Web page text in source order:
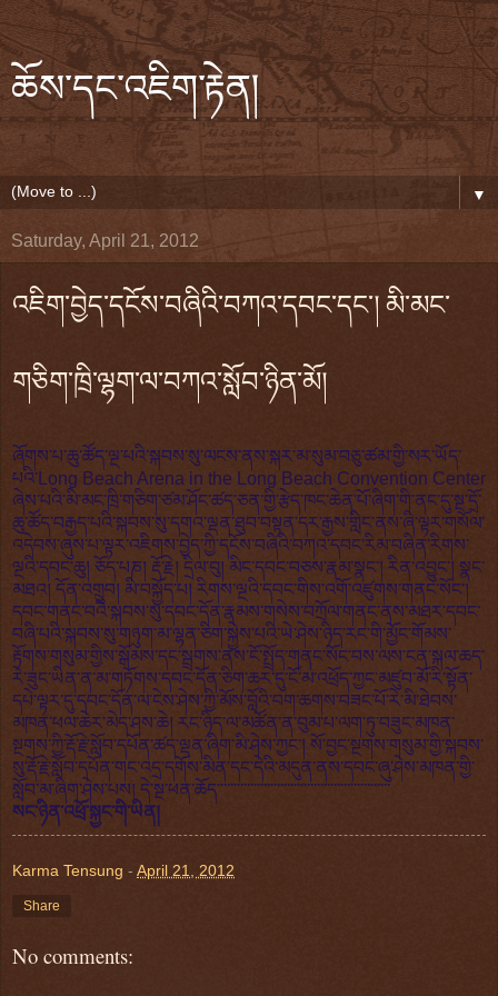
ཆོས་དང་འཇིག་རྟེན།
▼
Saturday, April 21, 2012
འཇིག་བྱེད་དངོས་བཞིའི་བཀའ་དབང་དང་། མི་མང་
གཅིག་ཁྲི་ལྷག་ལ་བཀའ་སློབ་ཉིན་མོ།
ཞོགས་པ་ཆུ་ཚོད་ལྔ་པའི་སྐབས་སུ་ལངས་ནས་སྐར་མ་སུམ་བཅུ་ཚམ་གྱི་སར་ཡོད་
པའི་Long Beach Arena in the Long Beach Convention Center
ཞེས་པའི་མི་མང་ཁྲི་གཅིག་ཙམ་ཤོང་ཚད་ཅན་གྱི་རྩེད་ཁང་ཆེན་པོ་ཞིག་གི་ནང་དུ་སྔ་དྲོ་
ཆུ་ཚོད་བརྒྱད་པའི་སྐབས་སུ་དགའ་ལྡན་ཐུབ་བསྟན་དར་རྒྱས་གླིང་ནས་ཞི་ལྟར་གསོལ་
འདེབས་ཞུས་པ་ལྟར་འཇིགས་བྱེད་ཀྱི་དངོས་བཞིའི་བཀའ་དབང་རིམ་བཞིན་རིགས་
ལྔའི་དབང་ཆུ། ཅོད་པཎ། རྡོ་རྗེ། དྲིལ་བུ། མིང་དབང་བཅས་རྣམ་སྣང་། རིན་འབྱུང་། སྣང་
མཐའ། དོན་འགྲུབ། མི་བསྐྱོད་པ། རིགས་ལྔའི་དབང་གིས་འགོ་འཛུགས་གནང་སོང་།
དབང་གནང་བའི་སྐབས་སུ་དབང་དོན་རྣམས་གསེས་བཀྲོལ་གནང་ནས་མཐར་དབང་
བཞི་པའི་སྐབས་སུ་གཉུག་མ་ལྷན་ཅིག་སྐྱེས་པའི་ཡེ་ཤེས་ཉིད་རང་གི་མྱོང་གོམས་
རྟོགས་གསུམ་གྱིས་སྒོམས་དང་སྦྲགས་ནས་ངོ་སྤྲོད་གནང་སོང་བས་ལས་ངན་སྐལ་ཆད་
རེ་ཟུང་ཡིན་ན་མ་གཏོགས་དབང་དོན་ཅིག་ཆར་དུ་ངོ་མ་འཕྲོད་ཀྱང་མཛུབ་མོ་རི་སྟོན་
དཔེ་ལྟར་དུ་དབང་དོན་ལ་ངེས་ཤེས་ཀྱི་མོས་བློའི་བག་ཆགས་བཟང་པོ་རེ་མི་ཐེབས་
མཁན་ཕལ་ཆེར་མེད་ཤས་ཆེ། རང་ཉིད་ལ་མཚོན་ན་བུམ་པ་ལག་ཏུ་བཟུང་མཁན་
སྔགས་ཀྱི་རྡོ་རྗེ་སློབ་དཔོན་ཚད་ལྡན་ཞིག་མི་ཤེས་ཀྱང་། སོ་བྱང་སྔགས་གསུམ་གྱི་སྐབས་
སུ་རྡོ་རྗེ་སློབ་དཔོན་གང་འདྲ་དགོས་མིན་དང་དེའི་མདུན་ནས་དབང་ཞུ་ཤེས་མཁན་གྱི་
སློབ་མ་ཞིག་ཤེས་པས། དེ་སྔ་ཕན་ཆོད་་་་་་་་་་་་་་་་་་་་་་་་་་་་་་་་་་་་་་་་་་་་་་་་་་་་
སང་ཉིན་འཕྲོ་སྐྱང་གི་ཡིན།
Karma Tensung - April 21, 2012
Share
No comments: